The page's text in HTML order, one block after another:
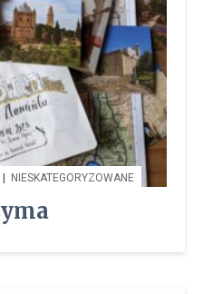
| NIESKATEGORYZOWANE